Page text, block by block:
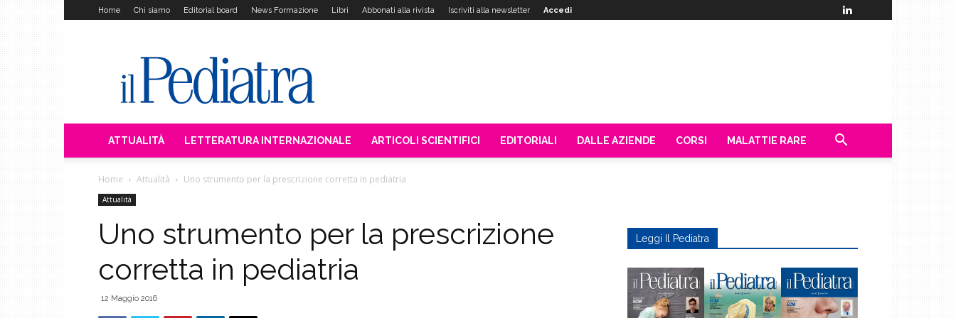
Home Chi siamo Editorial board News Formazione Libri Abbonati alla rivista Iscriviti alla newsletter Accedi
Pediatra
ATTUALITÀ LETTERATURA INTERNAZIONALE ARTICOLI SCIENTIFICI EDITORIALI DALLE AZIENDE CORSI MALATTIE RARE
Home Attualità Uno strumento per la prescrizione corretta in pediatria
Attualità
Uno strumento per la prescrizione
corretta in pediatria
12 Maggio 2016
Leggi Il Pediatra